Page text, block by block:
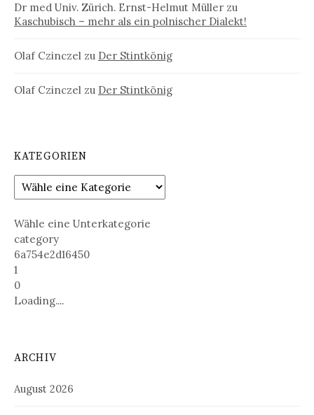
Dr med Univ. Zürich. Ernst-Helmut Müller zu
Kaschubisch – mehr als ein polnischer Dialekt!
Olaf Czinczel zu Der Stintkönig
Olaf Czinczel zu Der Stintkönig
KATEGORIEN
Wähle eine Unterkategorie
category
6a754e2d16450
1
0
Loading....
ARCHIV
August 2026